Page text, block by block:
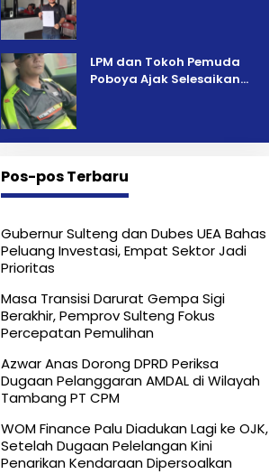
LPM dan Tokoh Pemuda
Poboya Ajak Selesaikan
Pos-pos Terbaru
Gubernur Sulteng dan Dubes UEA Bahas
Peluang Investasi, Empat Sektor Jadi
Prioritas
Masa Transisi Darurat Gempa Sigi
Berakhir, Pemprov Sulteng Fokus
Percepatan Pemulihan
Azwar Anas Dorong DPRD Periksa
Dugaan Pelanggaran AMDAL di Wilayah
Tambang PT CPM
‎WOM Finance Palu Diadukan Lagi ke OJK,
Setelah Dugaan Pelelangan Kini
Penarikan Kendaraan Dipersoalkan ‎